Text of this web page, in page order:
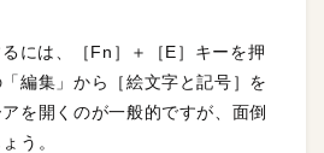
には、［Fn］＋［E］キーを押
編集」から［絵文字と記号］を
を開くのが一般的ですが、面倒
う。